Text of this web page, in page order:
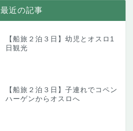
最近の記事
【船旅２泊３日】幼児とオスロ1
日観光
【船旅２泊３日】子連れでコペン
ハーゲンからオスロへ